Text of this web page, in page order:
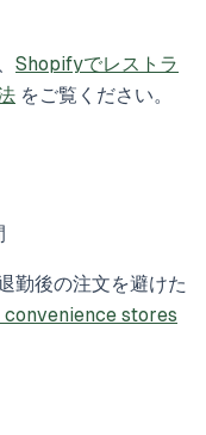
Shopifyでレストラ
をご覧ください。
勤後の注文を避けた
stores